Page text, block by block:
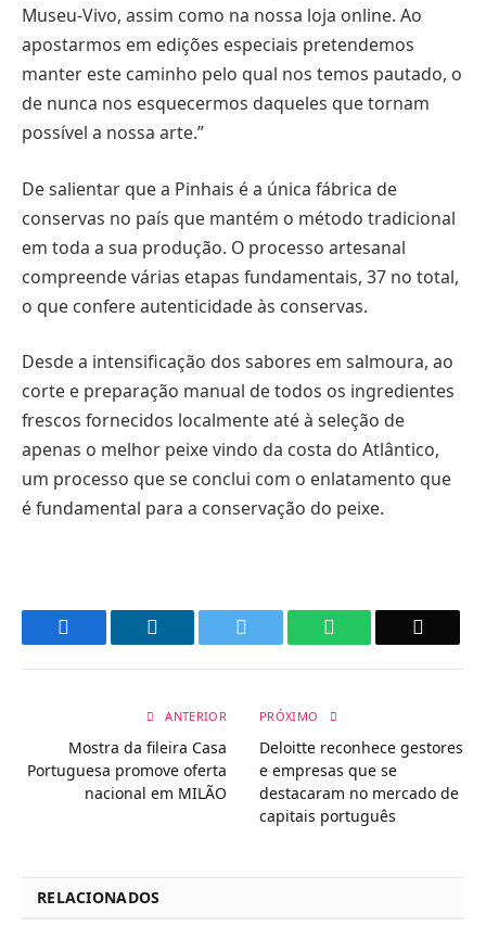
Museu-Vivo, assim como na nossa loja online. Ao
apostarmos em edições especiais pretendemos
manter este caminho pelo qual nos temos pautado, o
de nunca nos esquecermos daqueles que tornam
possível a nossa arte.”
De salientar que a Pinhais é a única fábrica de
conservas no país que mantém o método tradicional
em toda a sua produção. O processo artesanal
compreende várias etapas fundamentais, 37 no total,
o que confere autenticidade às conservas.
Desde a intensificação dos sabores em salmoura, ao
corte e preparação manual de todos os ingredientes
frescos fornecidos localmente até à seleção de
apenas o melhor peixe vindo da costa do Atlântico,
um processo que se conclui com o enlatamento que
é fundamental para a conservação do peixe.
WhatsApp
ANTERIOR
Mostra da fileira Casa
Portuguesa promove oferta
nacional em MILÃO
PRÓXIMO
Deloitte reconhece gestores
e empresas que se
destacaram no mercado de
capitais português
RELACIONADOS